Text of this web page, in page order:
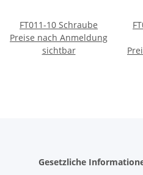
FT011-10 Schraube
Preise nach Anmeldung
sichtbar
Gesetzliche